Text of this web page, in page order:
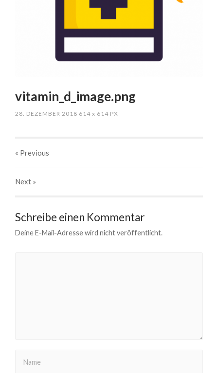
vitamin_d_image.png
28. DEZEMBER 2018 614x 614 PX
« Previous
Next »
Schreibe einen Kommentar
Deine E-Mail-Adresse wird nicht veröffentlicht.